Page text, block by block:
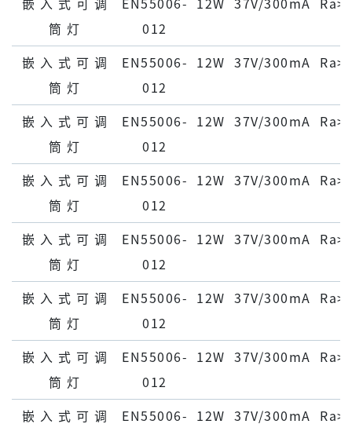
嵌 ⼊ 式 可 调
筒 灯
EN55006-
012
12W 37V/300mA
嵌 ⼊ 式 可 调
筒 灯
EN55006-
012
12W 37V/300mA
嵌 ⼊ 式 可 调
筒 灯
EN55006-
012
12W 37V/300mA
嵌 ⼊ 式 可 调
筒 灯
EN55006-
012
12W 37V/300mA
嵌 ⼊ 式 可 调
筒 灯
EN55006-
012
12W 37V/300mA
嵌 ⼊ 式 可 调
筒 灯
EN55006-
012
12W 37V/300mA
嵌 ⼊ 式 可 调
筒 灯
EN55006-
012
12W 37V/300mA
嵌 ⼊ 式 可 调
EN55006-
12W 37V/300mA